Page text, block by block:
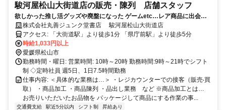
駿河屋松山大街道店の販売・陳列 店舗スタッフ
欲しかった推し活グッズや廃盤になった ゲームetc…レア商品に出会え
るかも？！
株式会社丸善ジュンク堂書店 駿河屋松山大街道店
アクセス: 「大街道駅」より徒歩1分 「県庁前駅」より徒歩5分
時給1,033円以上
愛媛県松山市
勤務時間・曜日: 営業時間: 10時～20時 勤務時間:9時～21時でシフト
制 ◇定時社員 週5日、1日7.5時間勤務
仕事内容: ＜具体的な業務は…＞ ・レジカウンターでの接客（販売‧買
取） ・商品加工 ・商品陳列 ・品出し業務 など ※商品加⼯とは…
お売りいただいたお品物を パッケージして商品にする作業の事...
交通費支給 駅近5分以内 シフト制 昇給あり